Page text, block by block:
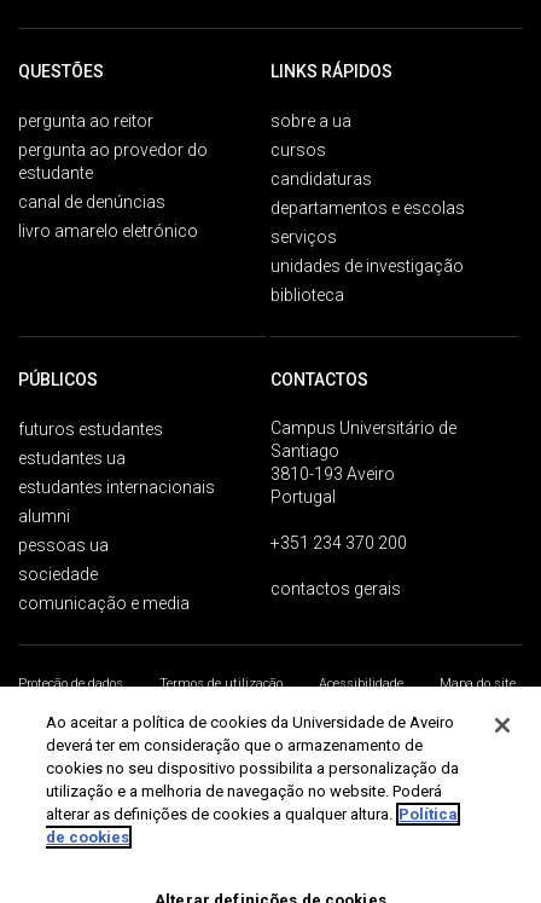
QUESTÕES
pergunta ao reitor
pergunta ao provedor do
estudante
canal de denúncias
livro amarelo eletrónico
LINKS RÁPIDOS
sobre a ua
cursos
candidaturas
departamentos e escolas
serviços
unidades de investigação
biblioteca
PÚBLICOS
futuros estudantes
estudantes ua
estudantes internacionais
alumni
pessoas ua
sociedade
comunicação e media
CONTACTOS
Campus Universitário de
Santiago
3810-193 Aveiro
Portugal
+351 234 370 200
contactos gerais
Proteção de dados Termos de utilização Acessibilidade
Mapa do site
Universidade de Aveiro 2026
Ao aceitar a política de cookies da Universidade de Aveiro
deverá ter em consideração que o armazenamento de
cookies no seu dispositivo possibilita a personalização da
utilização e a melhoria de navegação no website. Poderá
alterar as definições de cookies a qualquer altura. Política
de cookies